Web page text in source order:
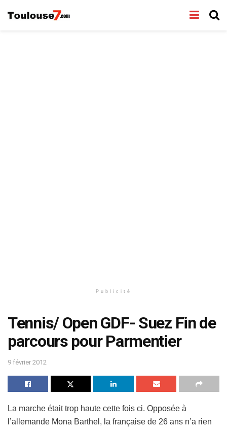
Publicité
Tennis/ Open GDF- Suez Fin de
parcours pour Parmentier
9 février 2012
La marche était trop haute cette fois ci. Opposée à
l’allemande Mona Barthel, la française de 26 ans n’a rien